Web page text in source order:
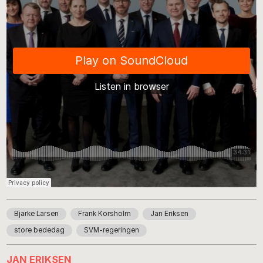
Bjarke Larsen Frank Korsholm Jan Eriksen
store bededag SVM-regeringen
JAN ERIKSEN